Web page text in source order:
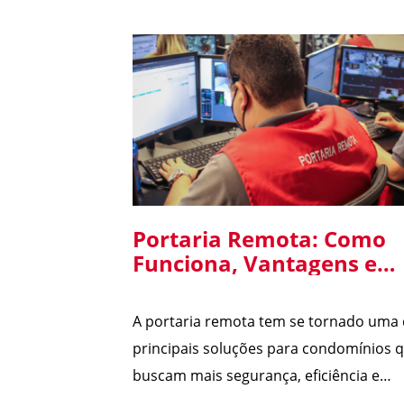
Portaria Remota: Como
Funciona, Vantagens e
em Condomínios
A portaria remota tem se tornado uma
principais soluções para condomínios
buscam mais segurança, eficiência e